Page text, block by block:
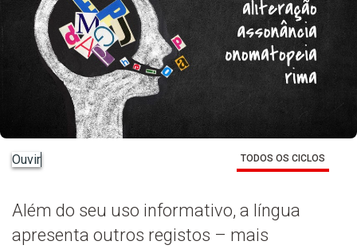
Ouvir TODOS OS CICLOS
Além do seu uso informativo, a língua
apresenta outros registos – mais